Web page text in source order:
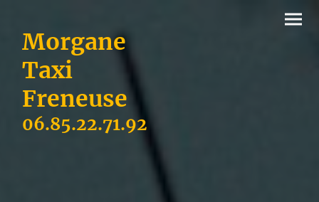
Morgane
Taxi
Freneuse
06.85.22.71.92